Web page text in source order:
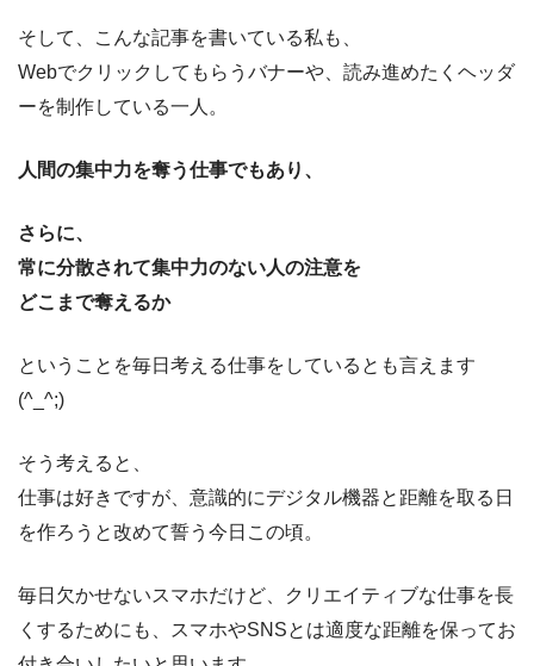
そして、こんな記事を書いている私も、
Webでクリックしてもらうバナーや、読み進めたくヘッダ
ーを制作している一人。
人間の集中力を奪う仕事でもあり、
さらに、
常に分散されて集中力のない人の注意を
どこまで奪えるか
ということを毎日考える仕事をしているとも言えます
(^_^;)
そう考えると、
仕事は好きですが、意識的にデジタル機器と距離を取る日
を作ろうと改めて誓う今日この頃。
毎日欠かせないスマホだけど、クリエイティブな仕事を長
くするためにも、スマホやSNSとは適度な距離を保ってお